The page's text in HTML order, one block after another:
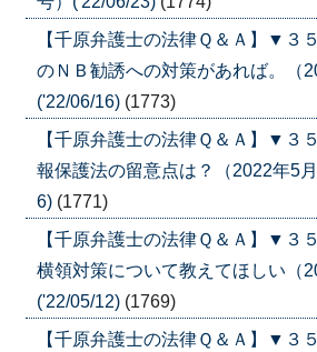
【千原弁護士の法律Ｑ＆Ａ】▼
のＮＢ勧誘への対策があれば。（
('22/06/16) (1773)
【千原弁護士の法律Ｑ＆Ａ】▼
報保護法の留意点は？（2022年5
6) (1771)
【千原弁護士の法律Ｑ＆Ａ】▼
横領対策について教えてほしい（
('22/05/12) (1769)
【千原弁護士の法律Ｑ＆Ａ】▼